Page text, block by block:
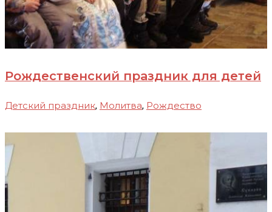
Рождественский праздник для детей
Детский праздник, Молитва, Рождество